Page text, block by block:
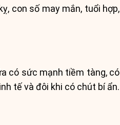
con số may mắn, tuổi hợp,
có sức mạnh tiềm tàng, có
tế và đôi khi có chút bí ẩn.